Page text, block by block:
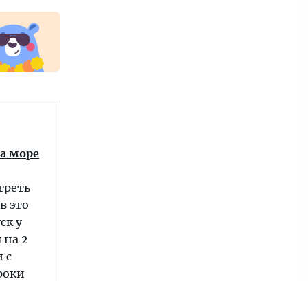
море
это
у
на 2
с